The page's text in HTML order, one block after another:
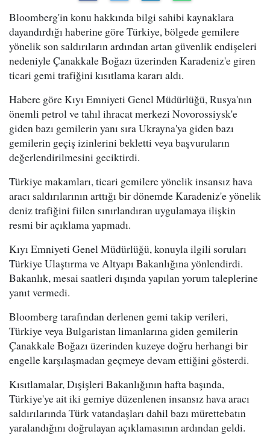
Bloomberg'in konu hakkında bilgi sahibi kaynaklara
dayandırdığı haberine göre Türkiye, bölgede gemilere
yönelik son saldırıların ardından artan güvenlik endişeleri
nedeniyle Çanakkale Boğazı üzerinden Karadeniz'e giren
ticari gemi trafiğini kısıtlama kararı aldı.
Habere göre Kıyı Emniyeti Genel Müdürlüğü, Rusya'nın
önemli petrol ve tahıl ihracat merkezi Novorossiysk'e
giden bazı gemilerin yanı sıra Ukrayna'ya giden bazı
gemilerin geçiş izinlerini bekletti veya başvuruların
değerlendirilmesini geciktirdi.
Türkiye makamları, ticari gemilere yönelik insansız hava
aracı saldırılarının arttığı bir dönemde Karadeniz'e yönelik
deniz trafiğini fiilen sınırlandıran uygulamaya ilişkin
resmi bir açıklama yapmadı.
Kıyı Emniyeti Genel Müdürlüğü, konuyla ilgili soruları
Türkiye Ulaştırma ve Altyapı Bakanlığına yönlendirdi.
Bakanlık, mesai saatleri dışında yapılan yorum taleplerine
yanıt vermedi.
Bloomberg tarafından derlenen gemi takip verileri,
Türkiye veya Bulgaristan limanlarına giden gemilerin
Çanakkale Boğazı üzerinden kuzeye doğru herhangi bir
engelle karşılaşmadan geçmeye devam ettiğini gösterdi.
Kısıtlamalar, Dışişleri Bakanlığının hafta başında,
Türkiye'ye ait iki gemiye düzenlenen insansız hava aracı
saldırılarında Türk vatandaşları dahil bazı mürettebatın
yaralandığını doğrulayan açıklamasının ardından geldi.